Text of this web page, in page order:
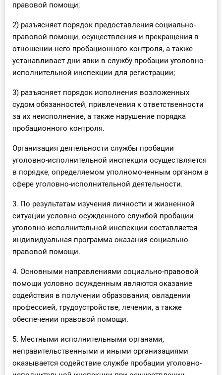
правовой помощи;
2) разъясняет порядок предоставления социально-
правовой помощи, осуществления и прекращения в
отношении него пробационного контроля, а также
устанавливает дни явки в службу пробации уголовно-
исполнительной инспекции для регистрации;
3) разъясняет порядок исполнения возложенных
судом обязанностей, привлечения к ответственности
за их неисполнение, а также нарушение порядка
пробационного контроля.
Организация деятельности службы пробации
уголовно-исполнительной инспекции осуществляется
в порядке, определяемом уполномоченным органом в
сфере уголовно-исполнительной деятельности.
3. По результатам изучения личности и жизненной
ситуации условно осужденного службой пробации
уголовно-исполнительной инспекции составляется
индивидуальная программа оказания социально-
правовой помощи.
4. Основными направлениями социально-правовой
помощи условно осужденным являются оказание
содействия в получении образования, овладении
профессией, трудоустройстве, лечении, а также
обеспечении правовой помощи.
5. Местными исполнительными органами,
неправительственными и иными организациями
оказывается содействие службе пробации уголовно-